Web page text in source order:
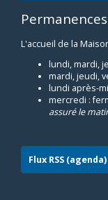
L'accueil de la
lundi, mardi,
mardi, jeudi,
lundi après-
mercredi :
assuré le
Flux RSS (agenda)